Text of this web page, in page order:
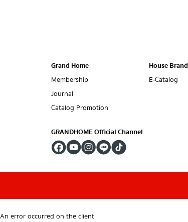
Grand Home
Membership
Journal
Catalog Promotion
House Brand
E-Catalog
GRANDHOME Official Channel
An error occurred on the client